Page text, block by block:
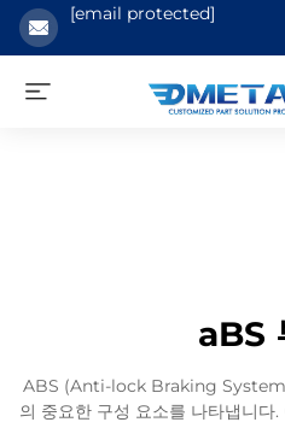
[email protected]
aBS
ABS (Anti-lock Braking
의 중요한 구성 요소를 나타냅니다